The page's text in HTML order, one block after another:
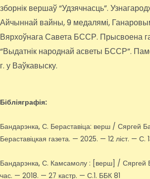
зборнік вершаў “Удзячнасць”.
Айчыннай вайны, 9 медалямі,
Вярхоўнага Савета БССР. Прысвоена
“Выдатнік народнай асветы БССР”.
г. у Ваўкавыску.
Бібліяграфія:
Бандарэнка, С. Бераставіца: верш / Сяргей
Бераставіцкая газета. — 2025. — 12 ліст. — С.
Бандарэнка, С. Камсамолу : [верш] /
час. — 2018. — 27 кастр. — С.1. ББК 81